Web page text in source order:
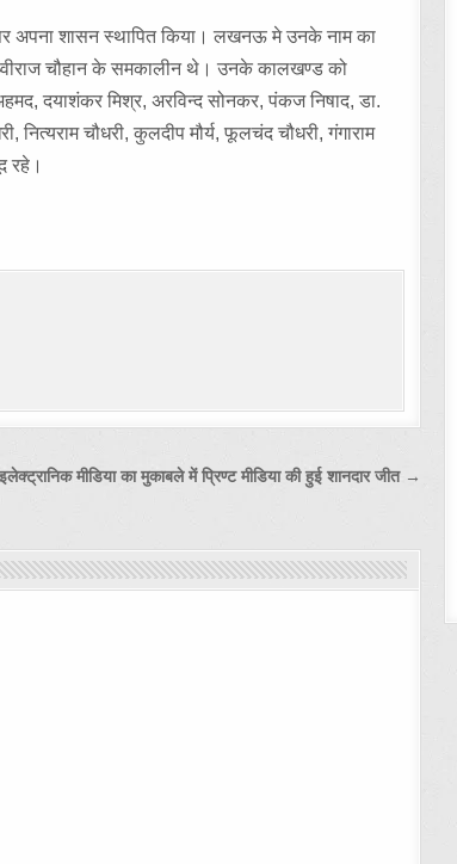
अपना शासन स्थापित किया। लखनऊ मे उनके नाम का
चौहान के समकालीन थे। उनके कालखण्ड को
दयाशंकर मिश्र, अरविन्द सोनकर, पंकज निषाद, डा.
नित्यराम चौधरी, कुलदीप मौर्य, फूलचंद चौधरी, गंगाराम
रहे।
इलेक्ट्रानिक मीडिया का मुकाबले में प्रिण्ट मीडिया की हुई शानदार जीत →